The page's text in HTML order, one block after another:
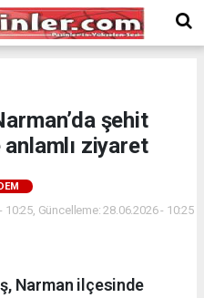
şehit
ziyaret
Güncelleme: 28.06.2026 - 10:25
Narman ilçesinde